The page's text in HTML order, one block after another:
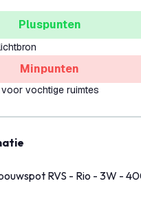
Pluspunten
Minpunten
vochtige ruimtes
RVS - Rio - 3W -